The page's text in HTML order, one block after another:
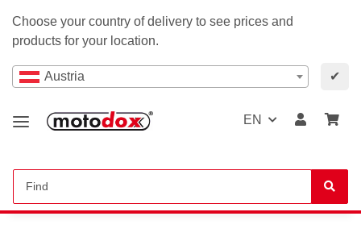
Choose your country of delivery to see prices and
products for your location.
Austria ✔
EN